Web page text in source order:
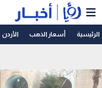
الرئيسية أسعار الذهب الأردن